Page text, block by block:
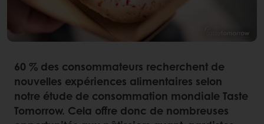
60 % des consommateurs recherchent de
nouvelles expériences alimentaires selon
notre étude de consommation mondiale Taste
Tomorrow. Cela offre donc de nombreuses